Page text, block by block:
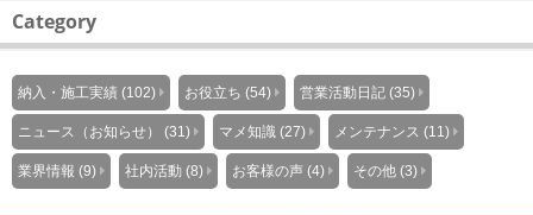
Category
納入・施工実績 (102) お役立ち (54) 営業活動日記 (35)
ニュース（お知らせ） (31) マメ知識 (27) メンテナンス (11)
業界情報 (9) 社内活動 (8) お客様の声 (4) その他 (3)